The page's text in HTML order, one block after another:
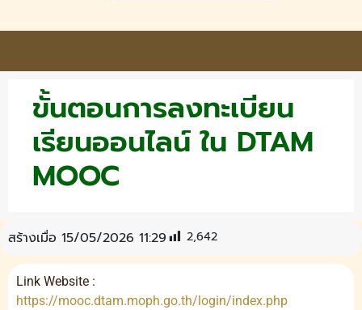
ขั้นตอนการลงทะเบียน
เรียนออนไลน์ ใน DTAM
MOOC
สร้างเมื่อ 15/05/2026 11:29 2,642
Link Website :
https://mooc.dtam.moph.go.th/login/index.php